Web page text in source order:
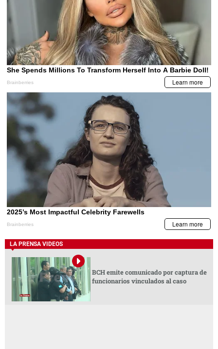
LA PRENSA VIDEOS
BCH emite comunicado por captura de
funcionarios vinculados al caso